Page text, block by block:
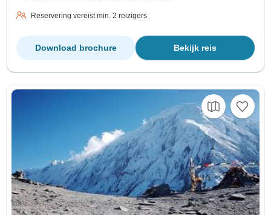
Reservering vereist min. 2 reizigers
Bekijk reis
Download brochure